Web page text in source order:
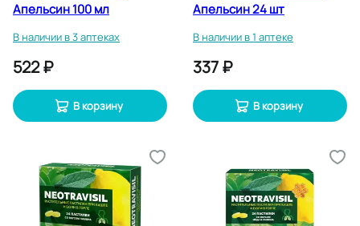
Апельсин 100 мл
В наличии в 3 аптеках
522 ₽
В корзину
Апельсин 24 шт
В наличии в 1 аптеке
337 ₽
В корзину